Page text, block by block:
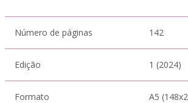
Número de páginas 142
Edição 1 (2024)
Formato A5